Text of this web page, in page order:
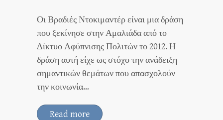
Οι Βραδιές Ντοκιμαντέρ είναι μια δράση
που ξεκίνησε στην Αμαλιάδα από το
Δίκτυο Αφύπνισης Πολιτών το 2012. Η
δράση αυτή είχε ως στόχο την ανάδειξη
σημαντικών θεμάτων που απασχολούν
την κοινωνία…
Read more